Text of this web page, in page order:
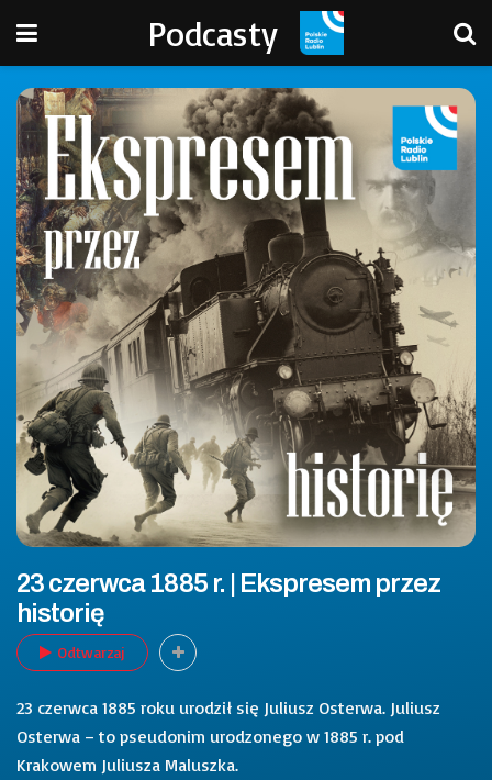
Podcasty
23 czerwca 1885 r. | Ekspresem przez
historię
Odtwarzaj
23 czerwca 1885 roku urodził się Juliusz Osterwa. Juliusz
Osterwa – to pseudonim urodzonego w 1885 r. pod
Krakowem Juliusza Maluszka.